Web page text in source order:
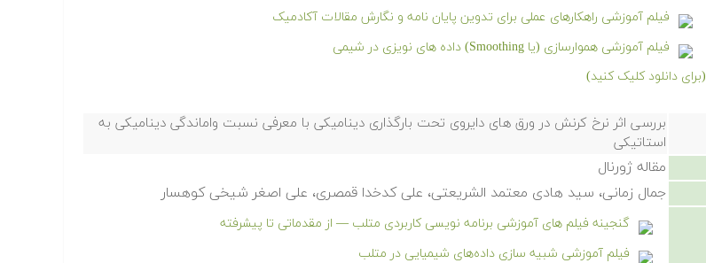
فیلم آموزشی راهکارهای عملی برای تدوین پایان نامه و نگارش مقالات آکادمیک
فیلم آموزشی هموارسازی (یا Smoothing) داده های نویزی در شیمی
(برای دانلود کلیک کنید)
بررسی اثر نرخ کرنش در ورق های دایروی تحت بارگذاری دینامیکی با معرفی نسبت واماندگی دینامیکی به
استاتیکی
مقاله ژورنال
جمال زمانی، سید هادی معتمد الشریعتی، علی کدخدا قمصری، علی اصغر شیخی کوهسار
گنجینه فیلم های آموزشی برنامه نویسی کاربردی متلب — از مقدماتی تا پیشرفته
فیلم آموزشی شبیه سازی داده‌های شیمیایی در متلب